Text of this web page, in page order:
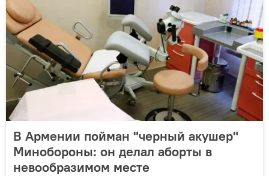
В Армении пойман "черный акушер"
Минобороны: он делал аборты в
невообразимом месте